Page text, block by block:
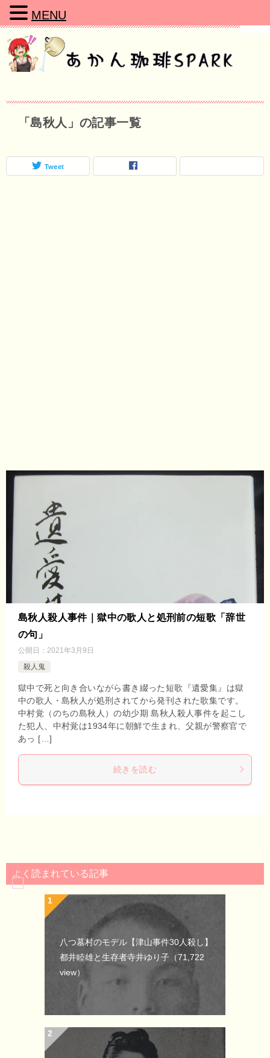
「島秋人」の記事一覧
Tweet
島秋人殺人事件｜獄中の歌人と処刑前の短歌「辞世
の句」
公開日： 2021年3月9日
殺人鬼
獄中で死と向き合いながら書き綴った短歌『遺愛集』は獄
中の歌人・島秋人が処刑されてから発刊された歌集です。
中村覚（のちの島秋人）の幼少期 島秋人殺人事件を起こし
た犯人、中村覚は1934年に朝鮮で生まれ、父親が警察官で
あっ […]
続きを読む
よく読まれている記事
八つ墓村のモデル【津山事件30人殺し】
都井睦雄と生存者寺井ゆり子 （71,722
view）
MENU